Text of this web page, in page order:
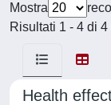
Mostra
Risultati 1 - 4 di
Health